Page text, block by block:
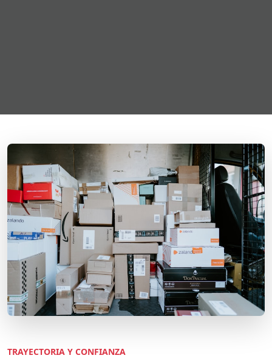
TRAYECTORIA Y CONFIANZA